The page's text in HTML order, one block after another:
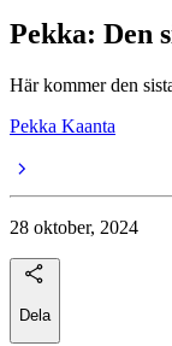
Pekka: Den
Här kommer den
Pekka Kaanta
28 oktober, 2024
Dela